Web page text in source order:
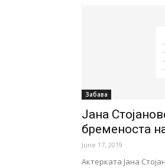
Забава
Јана
бременоста
June 17, 2019
Актерката Јана